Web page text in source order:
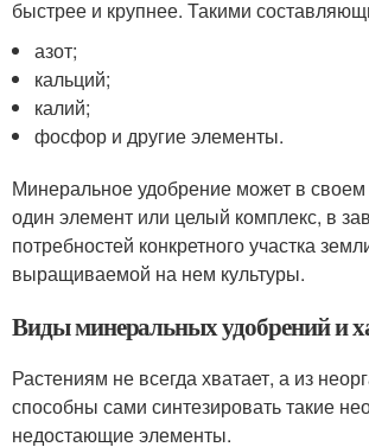
быстрее и крупнее. Такими
азот;
кальций;
калий;
фосфор и другие элементы.
Минеральное удобрение может в своем
один элемент или целый комплекс, в
потребностей конкретного участка
выращиваемой на нем культуры.
Виды минеральных удобрений и
Растениям не всегда хватает, а из
способны сами синтезировать такие
недостающие элементы.